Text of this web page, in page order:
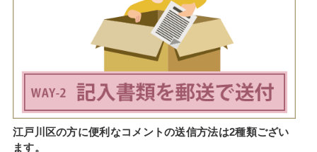
江戸川区の方に便利なコメントの送信方法は2種類ござい
ます。